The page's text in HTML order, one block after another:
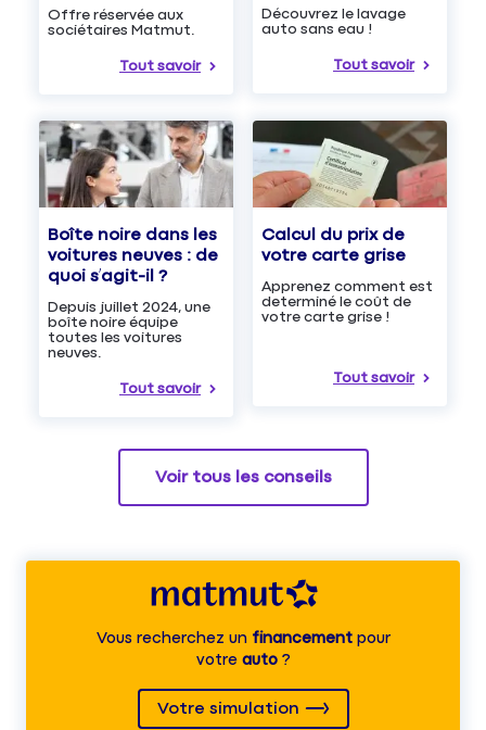
Offre réservée aux
sociétaires Matmut.
Tout savoir
Découvrez le lavage
auto sans eau !
Tout savoir
Boîte noire dans les
voitures neuves : de
quoi s’agit-il ?
Depuis juillet 2024, une
boîte noire équipe
toutes les voitures
neuves.
Tout savoir
Calcul du prix de
votre carte grise
Apprenez comment est
determiné le coût de
votre carte grise !
Tout savoir
Voir tous les conseils
Vous recherchez unfinancementpour
votre auto?
Votre simulation